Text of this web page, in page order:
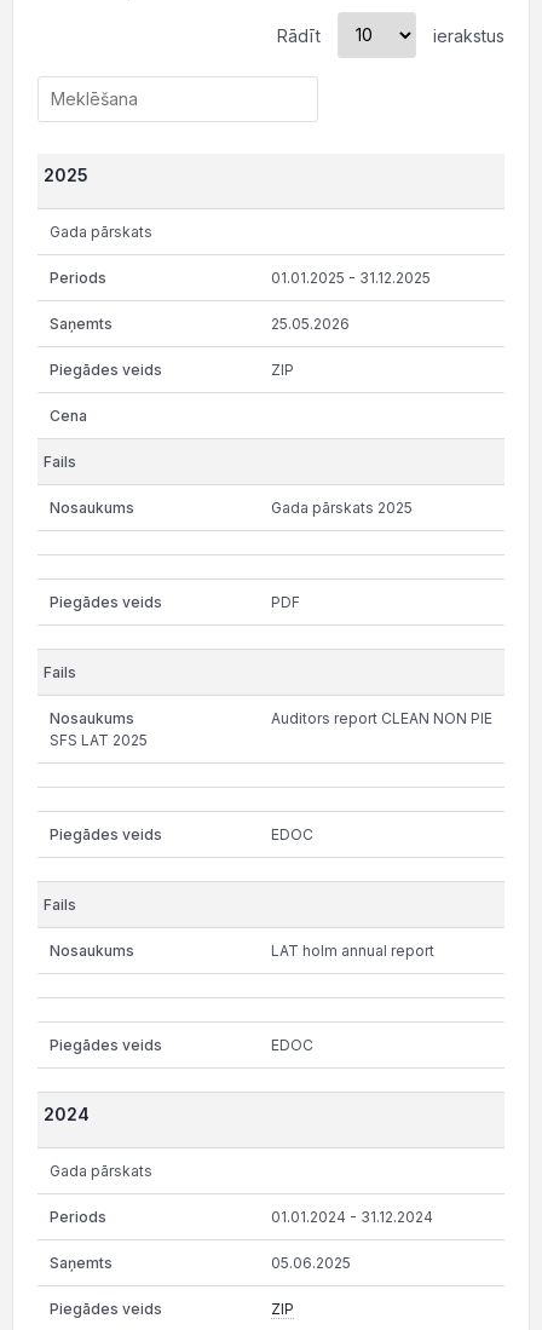
Rādīt ierakstus
2025
Gada pārskats
01.01.2025 - 31.12.2025
25.05.2026
ZIP
Gada pārskats 2025
PDF
Auditors report CLEAN NON PIE
SFS LAT 2025
EDOC
LAT holm annual report
EDOC
2024
Gada pārskats
01.01.2024 - 31.12.2024
05.06.2025
ZIP